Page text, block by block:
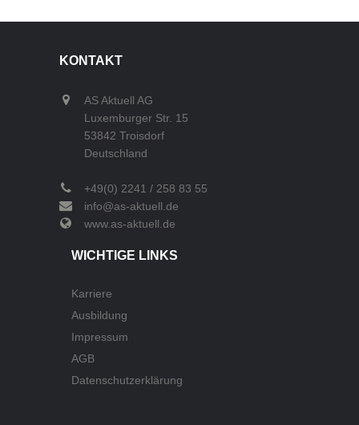
KONTAKT
AS Aktuell AG
Luxemburger Str. 15
53842 Troisdorf
Deutschland
+49(0) 2241 / 258 83 55
info@as-aktuell.de
www.as-aktuell.de
WICHTIGE LINKS
Karriere
Ausbildung
Impressum
AGB
Datenschutzerklärung